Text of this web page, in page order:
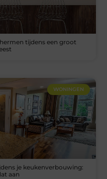
tijdens een groot
WONINGEN
je keukenverbouwing:
aan